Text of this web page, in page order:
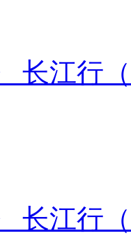
长江行
长江行